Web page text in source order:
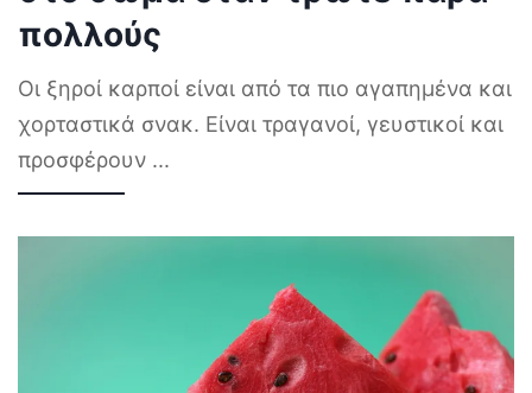
πολλούς
Οι ξηροί καρποί είναι από τα πιο αγαπημένα και
χορταστικά σνακ. Είναι τραγανοί, γευστικοί και
προσφέρουν ...